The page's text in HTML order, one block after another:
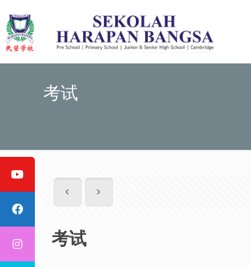
考试
考试